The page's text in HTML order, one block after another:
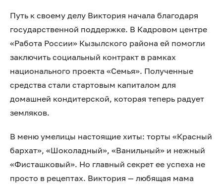
Путь к своему делу Виктория начала благодаря
государственной поддержке. В Кадровом центре
«Работа России» Кызылского района ей помогли
заключить социальный контракт в рамках
национального проекта «Семья». Полученные
средства стали стартовым капиталом для
домашней кондитерской, которая теперь радует
земляков.
В меню умелицы настоящие хиты: торты «Красный
бархат», «Шоколадный», «Ванильный» и нежный
«Фисташковый». Но главный секрет ее успеха не
просто в рецептах. Виктория — любящая мама